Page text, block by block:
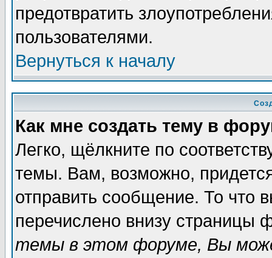
предотвратить
пользователями.
Вернуться к началу
Как мне создать тему в
Легко, щёлкните по
темы. Вам, возможно,
отправить сообщение. То что
перечислено внизу страницы
темы в этом форуме, Вы